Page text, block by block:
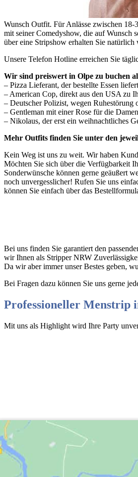
Wunsch Outfit. Für Anlässe zwischen 18-
mit seiner Comedyshow, die auf Wunsch
über eine Stripshow erhalten Sie natürlich
Unsere Telefon Hotline erreichen Sie
Wir sind preiswert in Olpe zu buchen
– Pizza Lieferant, der bestellte Essen
– American Cop, direkt aus den USA zu
– Deutscher Polizist, wegen Ruhestörung
– Gentleman mit einer Rose für die Damen
– Nikolaus, der erst ein weihnachtliches
Mehr Outfits finden Sie unter den
Kein Weg ist uns zu weit. Wir haben
Möchten Sie sich über die Verfügbarkeit
Sonderwünsche können gerne geäußert
noch unvergesslicher! Rufen Sie uns
können Sie einfach über das
Bei uns finden Sie garantiert den
wir Ihnen als Stripper NRW
Da wir aber immer unser Bestes geben,
Bei Fragen dazu können Sie uns gerne
Professioneller Menstrip
Mit uns als Highlight wird Ihre Party